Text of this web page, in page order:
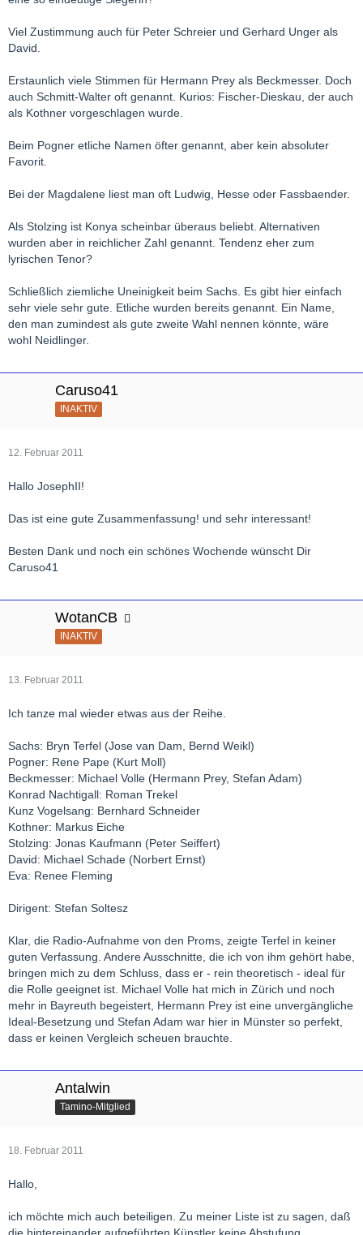
Viel Zustimmung auch für Peter Schreier und Gerhard Unger als
David.
Erstaunlich viele Stimmen für Hermann Prey als Beckmesser. Doch
auch Schmitt-Walter oft genannt. Kurios: Fischer-Dieskau, der auch
als Kothner vorgeschlagen wurde.
Beim Pogner etliche Namen öfter genannt, aber kein absoluter
Favorit.
Bei der Magdalene liest man oft Ludwig, Hesse oder Fassbaender.
Als Stolzing ist Konya scheinbar überaus beliebt. Alternativen
wurden aber in reichlicher Zahl genannt. Tendenz eher zum
lyrischen Tenor?
Schließlich ziemliche Uneinigkeit beim Sachs. Es gibt hier einfach
sehr viele sehr gute. Etliche wurden bereits genannt. Ein Name,
den man zumindest als gute zweite Wahl nennen könnte, wäre
wohl Neidlinger.
Caruso41
INAKTIV
12. Februar 2011
Hallo JosephII!
Das ist eine gute Zusammenfassung! und sehr interessant!
Besten Dank und noch ein schönes Wochende wünscht Dir
Caruso41
WotanCB
INAKTIV
13. Februar 2011
Ich tanze mal wieder etwas aus der Reihe.
Sachs: Bryn Terfel (Jose van Dam, Bernd Weikl)
Pogner: Rene Pape (Kurt Moll)
Beckmesser: Michael Volle (Hermann Prey, Stefan Adam)
Konrad Nachtigall: Roman Trekel
Kunz Vogelsang: Bernhard Schneider
Kothner: Markus Eiche
Stolzing: Jonas Kaufmann (Peter Seiffert)
David: Michael Schade (Norbert Ernst)
Eva: Renee Fleming
Dirigent: Stefan Soltesz
Klar, die Radio-Aufnahme von den Proms, zeigte Terfel in keiner
guten Verfassung. Andere Ausschnitte, die ich von ihm gehört habe,
bringen mich zu dem Schluss, dass er - rein theoretisch - ideal für
die Rolle geeignet ist. Michael Volle hat mich in Zürich und noch
mehr in Bayreuth begeistert, Hermann Prey ist eine unvergängliche
Ideal-Besetzung und Stefan Adam war hier in Münster so perfekt,
dass er keinen Vergleich scheuen brauchte.
Antalwin
Tamino-Mitglied
18. Februar 2011
Hallo,
ich möchte mich auch beteiligen. Zu meiner Liste ist zu sagen, daß
die hintereinander aufgeführten Künstler keine Abstufung